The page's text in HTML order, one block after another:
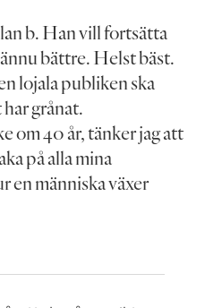
b. Han vill fortsätta
bättre. Helst bäst.
lojala publiken ska
grånat.
om 40 år, tänker jag att
på alla mina
en människa växer